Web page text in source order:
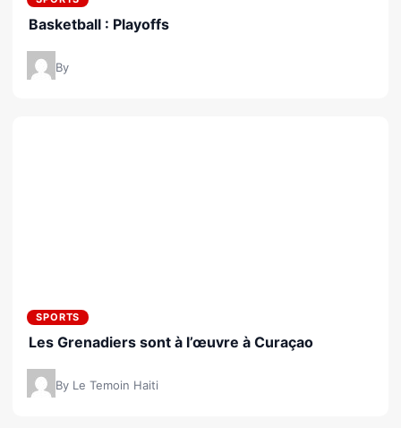
Basketball : Playoffs
By
SPORTS
Les Grenadiers sont à l’œuvre à Curaçao
By Le Temoin Haiti